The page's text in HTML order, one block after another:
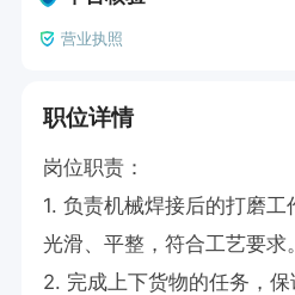
营业执照
职位详情
岗位职责：
1. 负责机械焊接后的打磨
光滑、平整，符合工艺要求。
2. 完成上下货物的任务，